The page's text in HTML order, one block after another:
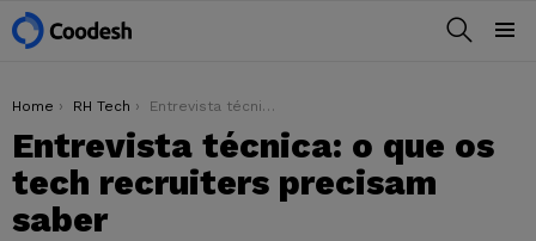
You are here:
Home RH Tech Entrevista técnica: o que os tech recruiters precisam saber
Entrevista técnica: o que os
tech recruiters precisam
saber